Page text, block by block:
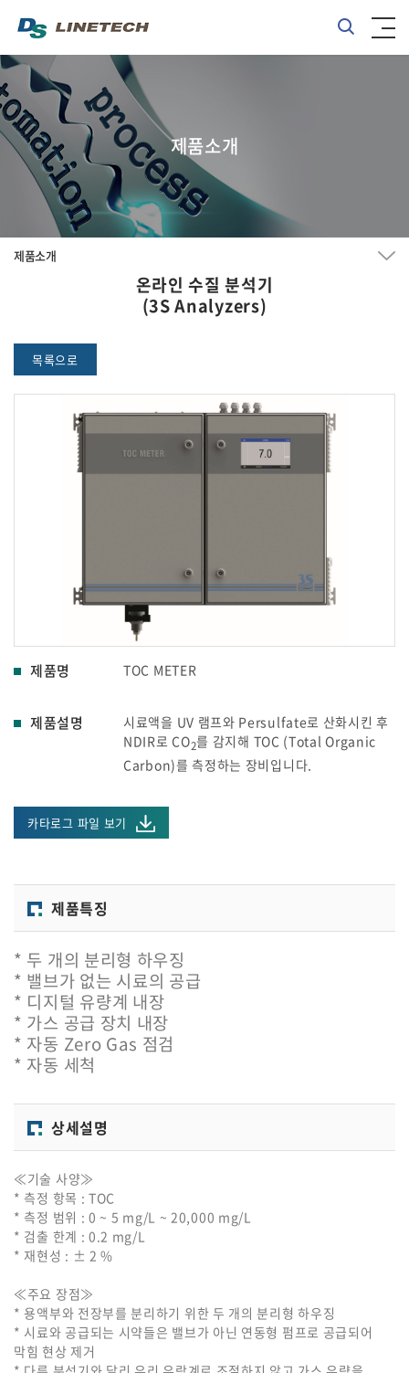
제품소개
제품소개
온라인 수질 분석기
(3S Analyzers)
목록으로
제품명 TOC METER
제품설명
시료액을 UV 램프와 Persulfate로 산화시킨 후
NDIR로 CO2를 감지해 TOC (Total Organic
Carbon)를 측정하는 장비입니다.
카타로그 파일 보기
제품특징
* 두 개의 분리형 하우징
* 밸브가 없는 시료의 공급
* 디지털 유량계 내장
* 가스 공급 장치 내장
* 자동 Zero Gas 점검
* 자동 세척
상세설명
≪기술 사양≫
* 측정 항목 : TOC
* 측정 범위 : 0 ~ 5 mg/L ~ 20,000 mg/L
* 검출 한계 : 0.2 mg/L
* 재현성 : ± 2 %
≪주요 장점≫
* 용액부와 전장부를 분리하기 위한 두 개의 분리형 하우징
* 시료와 공급되는 시약들은 밸브가 아닌 연동형 펌프로 공급되어
막힘 현상 제거